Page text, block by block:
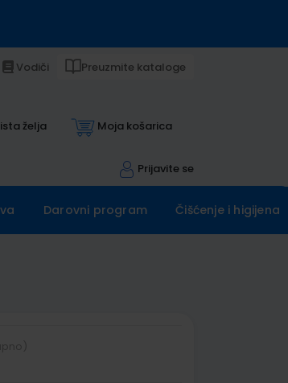
Vodiči Preuzmite kataloge
želja Moja košarica
Prijavite se
Darovni program Čišćenje i higijena